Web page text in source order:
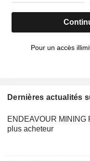
Pour un accès
Dernières actualités
ENDEAVOUR MINING
plus acheteur